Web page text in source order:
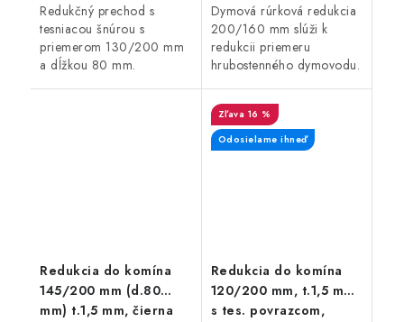
Redukčný prechod s
tesniacou šnúrou s
priemerom 130/200 mm
a dĺžkou 80 mm.
Dymová rúrková redukcia
200/160 mm slúži k
redukcii priemeru
hrubostenného dymovodu.
Redukcia do komína
145/200 mm (d.80
mm) t.1,5 mm, čierna
Redukcia do komína
120/200 mm, t.1,5 mm
s tes. povrazcom,
16 %
Odosielame ihneď